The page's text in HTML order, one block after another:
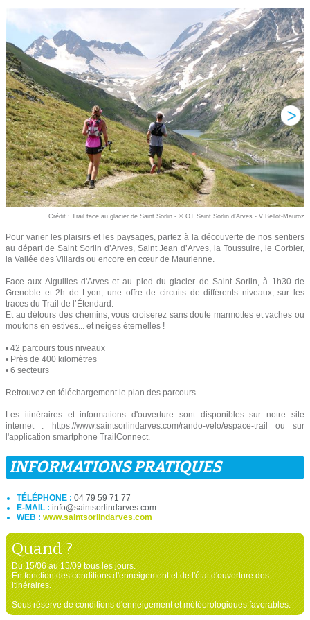
Crédit : Trail face au glacier de Saint Sorlin - © OT Saint Sorlin d'Arves - V Bellot-Mauroz
Pour varier les plaisirs et les paysages, partez à la découverte de nos sentiers
au départ de Saint Sorlin d’Arves, Saint Jean d’Arves, la Toussuire, le Corbier,
la Vallée des Villards ou encore en cœur de Maurienne.
Face aux Aiguilles d'Arves et au pied du glacier de Saint Sorlin, à 1h30 de
Grenoble et 2h de Lyon, une offre de circuits de différents niveaux, sur les
traces du Trail de l’Étendard.
Et au détours des chemins, vous croiserez sans doute marmottes et vaches ou
moutons en estives... et neiges éternelles !
• 42 parcours tous niveaux
• Près de 400 kilomètres
• 6 secteurs
Retrouvez en téléchargement le plan des parcours.
Les itinéraires et informations d'ouverture sont disponibles sur notre site
internet : https://www.saintsorlindarves.com/rando-velo/espace-trail ou sur
l'application smartphone TrailConnect.
INFORMATIONS PRATIQUES
TÉLÉPHONE : 04 79 59 71 77
E-MAIL : info@saintsorlindarves.com
WEB : www.saintsorlindarves.com
Quand ?
Du 15/06 au 15/09 tous les jours.
En fonction des conditions d'enneigement et de l'état d'ouverture des
itinéraires.
Sous réserve de conditions d'enneigement et météorologiques favorables.